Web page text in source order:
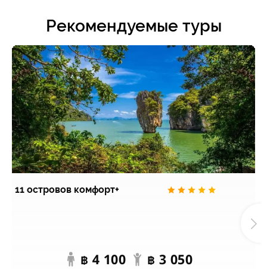
Рекомендуемые туры
11 островов комфорт+
฿ 4 100 ฿ 3 050